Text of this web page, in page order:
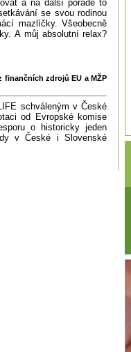
a na další poradě to
se svou rodinou
mazlíčky. Všeobecně
A můj absolutní relax?
finančních zdrojů EU a MŽP
schváleným v České
od Evropské komise
o historicky jeden
v České i Slovenské